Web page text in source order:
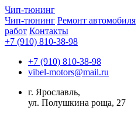
Чип-тюнинг
Чип-тюнинг Ремонт автомобиля
работ Контакты
+7 (910) 810-38-98
+7 (910) 810-38-98
vibel-motors@mail.ru
г. Ярославль,
ул. Полушкина роща, 27